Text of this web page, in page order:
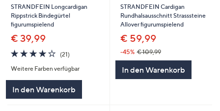
STRANDFEIN Longcardigan
Rippstrick Bindegürtel
figurumspielend
€ 39,99
3.9
von
5
(21)
Weitere Farben verfügbar
In den Warenkorb
STRANDFEIN Cardigan
Rundhalsausschnitt Strasssteine
Allover figurumspielend
€ 59,99
-45% € 109,99
In den Warenkorb